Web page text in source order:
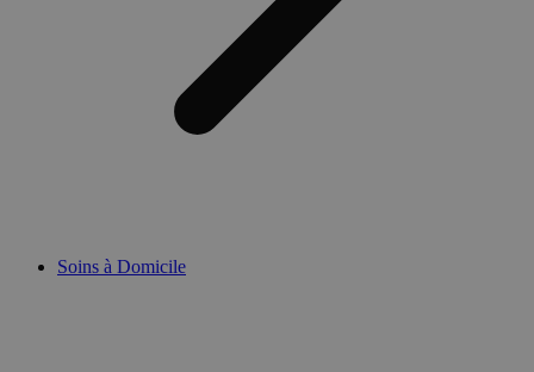
Soins à Domicile